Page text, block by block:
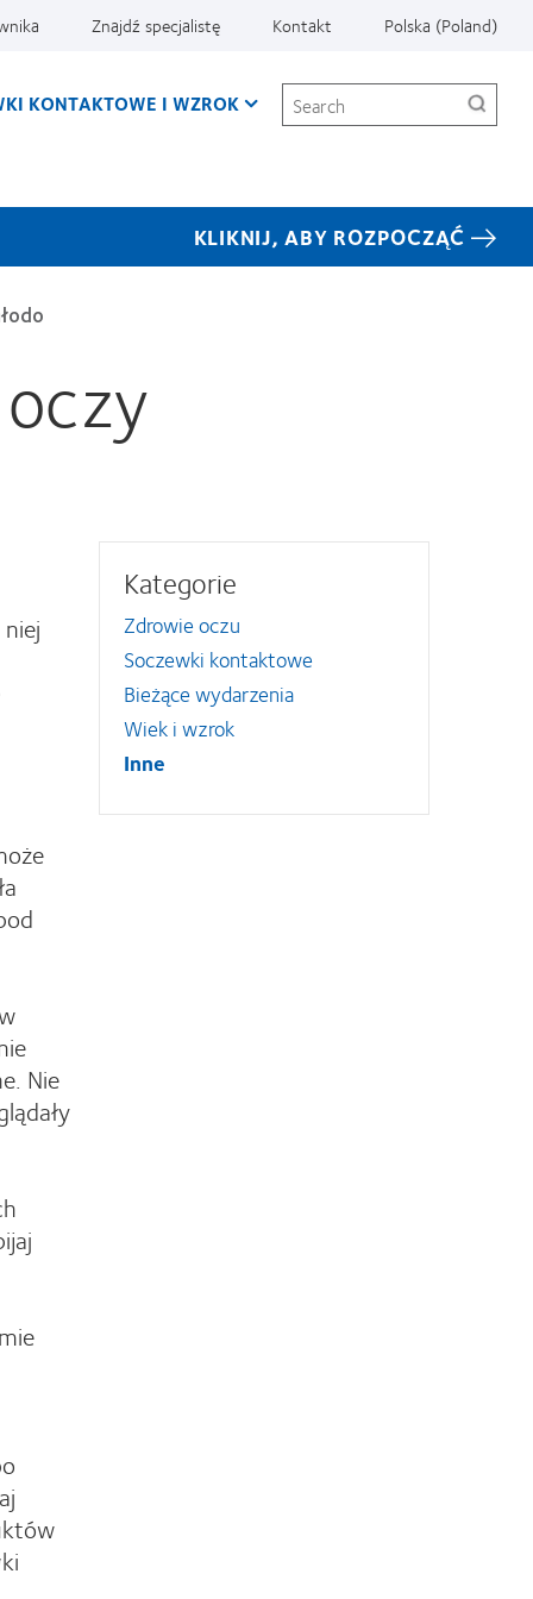
Znajdź specjalistę Kontakt Polska (Poland)
KONTAKTOWE I WZROK Search
KLIKNIJ, ABY ROZPOCZĄĆ
Nie
Kategorie
Zdrowie oczu
Soczewki kontaktowe
Bieżące wydarzenia
Wiek i wzrok
Inne